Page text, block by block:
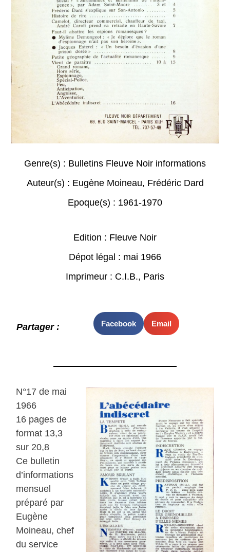
Genre(s) : Bulletins Fleuve Noir informations
Auteur(s) : Eugène Moineau, Frédéric Dard
Epoque(s) : 1961-1970
Edition : Fleuve Noir
Dépot légal : mai 1966
Imprimeur : C.I.B., Paris
Partager : Facebook Email
N°17 de mai
1966
16 pages de
format 13,3
sur 20,8
Ce bulletin
d’informations
mensuel
préparé par
Eugène
Moineau, chef
du service